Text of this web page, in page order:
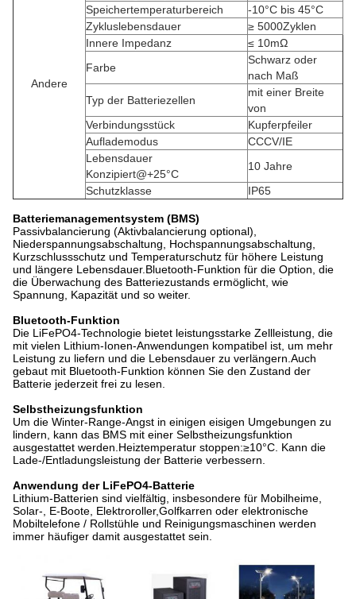
Andere
Speichertemperaturbereich
-10°C bis 45°C
Zykluslebensdauer
≥ 5000Zyklen
Innere Impedanz
≤ 10mΩ
Farbe
Schwarz oder
nach Maß
Typ der Batteriezellen
mit einer Breite
von
Verbindungsstück
Kupferpfeiler
Auflademodus
CCCV/IE
Lebensdauer
Konzipiert@+25°C
10 Jahre
Schutzklasse
IP65
Batteriemanagementsystem (BMS)
Passivbalancierung (Aktivbalancierung optional),
Niederspannungsabschaltung, Hochspannungsabschaltung,
Kurzschlussschutz und Temperaturschutz für höhere Leistung
und längere Lebensdauer.Bluetooth-Funktion für die Option, die
die Überwachung des Batteriezustands ermöglicht, wie
Spannung, Kapazität und so weiter.
Bluetooth-Funktion
Die LiFePO4-Technologie bietet leistungsstarke Zellleistung, die
mit vielen Lithium-Ionen-Anwendungen kompatibel ist, um mehr
Leistung zu liefern und die Lebensdauer zu verlängern.Auch
gebaut mit Bluetooth-Funktion können Sie den Zustand der
Batterie jederzeit frei zu lesen.
Selbstheizungsfunktion
Um die Winter-Range-Angst in einigen eisigen Umgebungen zu
lindern, kann das BMS mit einer Selbstheizungsfunktion
ausgestattet werden.Heiztemperatur stoppen:≥10°C. Kann die
Lade-/Entladungsleistung der Batterie verbessern.
Anwendung der LiFePO4-Batterie
Lithium-Batterien sind vielfältig, insbesondere für Mobilheime,
Solar-, E-Boote, Elektroroller,Golfkarren oder elektronische
Mobiltelefone / Rollstühle und Reinigungsmaschinen werden
immer häufiger damit ausgestattet sein.